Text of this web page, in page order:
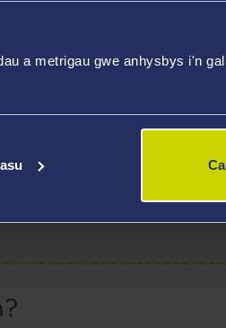
a metrigau gwe anhysbys i'n
defnyddio?
data